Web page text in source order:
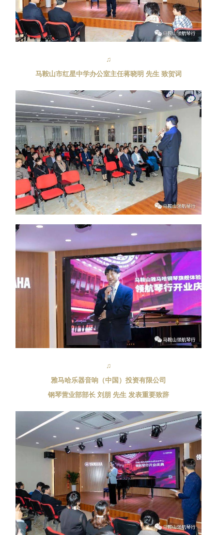
♫
马鞍山市红星中学办公室主任蒋晓明 先生 致贺词
♫
雅马哈乐器音响（中国）投资有限公司
钢琴营业部部长 刘朋 先生 发表重要致辞